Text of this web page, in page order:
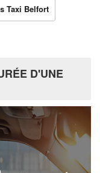
Taxi Belfort
D'UNE